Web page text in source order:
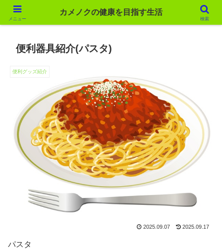
カメノクの健康を目指す生活
便利器具紹介(パスタ)
便利グッズ紹介
2025.09.07 2025.09.17
パスタ
メニュー
カメノクの健康を目指す生活
検索